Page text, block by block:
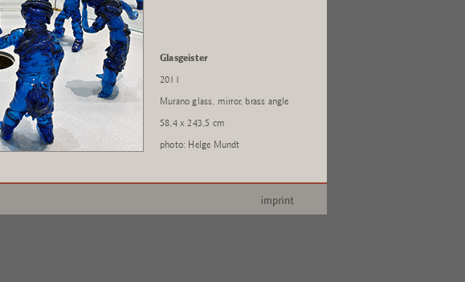
Glasgeister
2011
Murano glass, mirror, brass angle
58,4 x 243,5 cm
photo: Helge Mundt